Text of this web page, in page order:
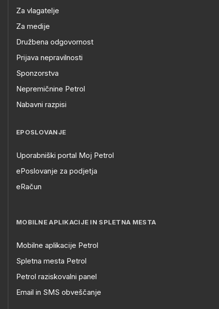
Za vlagatelje
Za medije
Družbena odgovornost
Prijava nepravilnosti
Sponzorstva
Nepremičnine Petrol
Nabavni razpisi
EPOSLOVANJE
Uporabniški portal Moj Petrol
ePoslovanje za podjetja
eRačun
MOBILNE APLIKACIJE IN SPLETNA MESTA
Mobilne aplikacije Petrol
Spletna mesta Petrol
Petrol raziskovalni panel
Email in SMS obveščanje